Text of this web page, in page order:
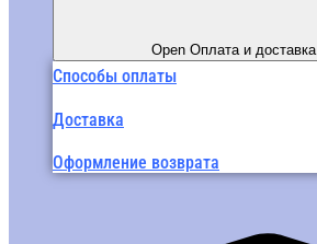
Open Оплата и доставка
Способы оплаты
Доставка
Оформление возврата